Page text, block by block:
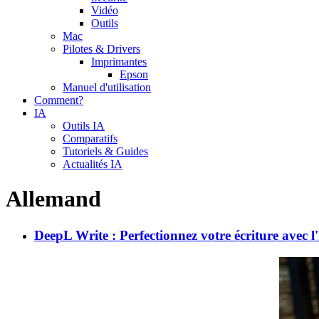
Vidéo
Outils
Mac
Pilotes & Drivers
Imprimantes
Epson
Manuel d'utilisation
Comment?
IA
Outils IA
Comparatifs
Tutoriels & Guides
Actualités IA
Allemand
DeepL Write : Perfectionnez votre écriture avec